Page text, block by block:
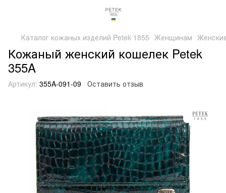
Каталог кожаных изделий Petek 1855 Женщинам
Кожаный женский кошелек Petek
355A
Артикул: 355A-091-09 Оставить отзыв